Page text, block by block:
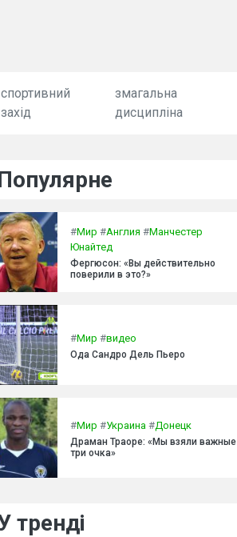
спортивний
захід
змагальна
дисципліна
#Мир #Англия #Манчестер
Юнайтед
Фергюсон: «Вы действительно
поверили в это?»
#Мир #видео
Ода Сандро Дель Пьеро
#Мир #Украина #Донецк
Драман Траоре: «Мы взяли важные
три очка»
тренді